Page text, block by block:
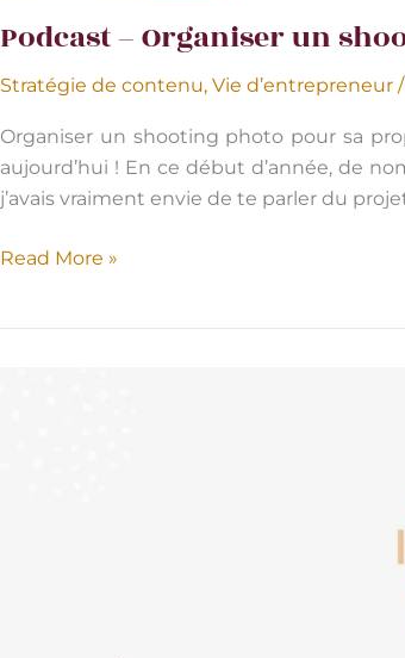
Podcast – Organiser un
Stratégie de contenu, Vie d’entrepreneur /
Organiser un shooting photo pour sa
aujourd’hui ! En ce début d’année, de
j’avais vraiment envie de te parler du
Podcast
Read More »